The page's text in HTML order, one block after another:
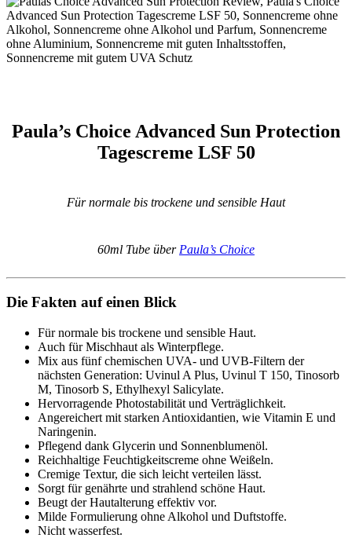
Paula’s Choice Advanced Sun Protection
Tagescreme LSF 50
Für normale bis trockene und sensible Haut
60ml Tube über Paula’s Choice
Die Fakten auf einen Blick
Für normale bis trockene und sensible Haut.
Auch für Mischhaut als Winterpflege.
Mix aus fünf chemischen UVA- und UVB-Filtern der
nächsten Generation: Uvinul A Plus, Uvinul T 150, Tinosorb
M, Tinosorb S, Ethylhexyl Salicylate.
Hervorragende Photostabilität und Verträglichkeit.
Angereichert mit starken Antioxidantien, wie Vitamin E und
Naringenin.
Pflegend dank Glycerin und Sonnenblumenöl.
Reichhaltige Feuchtigkeitscreme ohne Weißeln.
Cremige Textur, die sich leicht verteilen lässt.
Sorgt für genährte und strahlend schöne Haut.
Beugt der Hautalterung effektiv vor.
Milde Formulierung ohne Alkohol und Duftstoffe.
Nicht wasserfest.